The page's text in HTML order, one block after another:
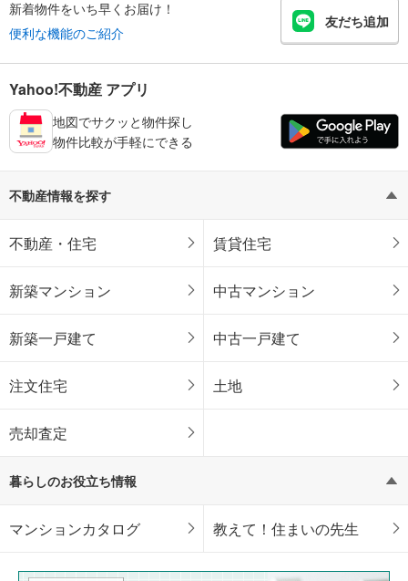
新着物件をいち早くお届け！
便利な機能のご紹介
友だち追加
Yahoo!不動産 アプリ
地図でサクッと物件探し
物件比較が手軽にできる
不動産情報を探す
不動産・住宅 賃貸住宅
新築マンション 中古マンション
新築一戸建て 中古一戸建て
注文住宅 土地
売却査定
暮らしのお役立ち情報
マンションカタログ 教えて！住まいの先生